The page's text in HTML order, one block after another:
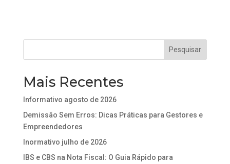
Mais Recentes
Informativo agosto de 2026
Demissão Sem Erros: Dicas Práticas para Gestores e
Empreendedores
Inormativo julho de 2026
IBS e CBS na Nota Fiscal: O Guia Rápido para